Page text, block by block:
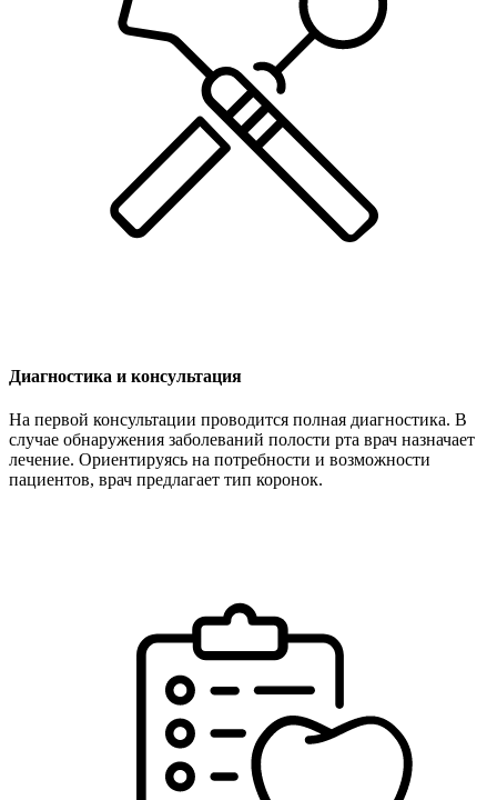
Диагностика и консультация
На первой консультации проводится полная диагностика. В
случае обнаружения заболеваний полости рта врач назначает
лечение. Ориентируясь на потребности и возможности
пациентов, врач предлагает тип коронок.